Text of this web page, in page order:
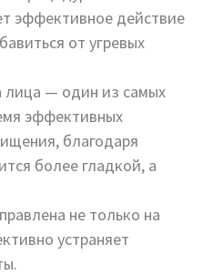
эффективное действие
от угревых
лица — один из самых
эффективных
благодаря
более гладкой, а
не только на
устраняет